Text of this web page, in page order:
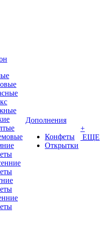
Дополнения
Конфеты
Открытки
+
ЕЩЕ